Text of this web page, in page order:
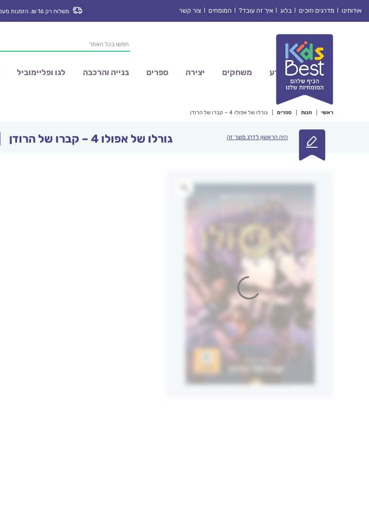
אודותינו מדרגים וזוכים בלוג איך זה עובד? המומחים צור קשר משלוח רק 16 ₪. הזמנות מעל 250 ₪ משלוח נק’ איסוף חינם
Products
search
מדע משחקים יצירה ספרים בנייה והרכבה לגו ופליימוביל
ראשי חנות ספרים גורלו של אפולו 4 – קברו של הרודן
היה הראשון לדרג מוצר זה גורלו של אפולו 4 – קברו של הרודן